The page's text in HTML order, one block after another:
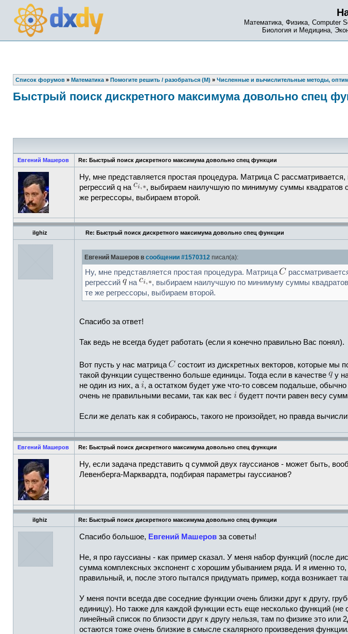
Математика, Физика, Computer
Биология и Медицина,
Список форумов » Математика » Помогите решить / разобраться (М) » Численные и вычислительные методы,
Быстрый поиск дискретного максимума довольно спец
Евгений Машеров Re: Быстрый поиск дискретного максимума довольно спец функции
Ну, мне представляется простая процедура. Матрица C
регрессий q на
, выбираем наилучшую по минимуму суммы квадратов
же регрессоры, выбираем второй.
ilghiz Re: Быстрый поиск дискретного максимума довольно спец функции
Евгений Машеров в сообщении #1570312 писал(а):
Ну, мне представляется простая процедура. Матрица
регрессий
на
, выбираем наилучшую по минимуму суммы квадратов
те же регрессоры, выбираем второй.
Спасибо за ответ!
Так ведь не всегда будет работать (если я конечно правильно Вас понял).
Вот пусть у нас матрица состоит из дискретных векторов, которые мы
такой функции существенно больше единицы. Тогда если в качестве
у
не один из них, а
, а остатком будет уже что-то совсем подальше, обычно
очень не правильными весами, так как вес
будетт почти равен весу
Если же делать как я собираюсь, такого не произойдет, но правда
Евгений Машеров Re: Быстрый поиск дискретного максимума довольно спец функции
Ну, если задача представить q суммой двух гауссианов - может быть,
Левенберга-Марквардта, подбирая параметры гауссианов?
ilghiz Re: Быстрый поиск дискретного максимума довольно спец функции
Спасибо большое, Евгений Машеров за советы!
Не, я про гауссианы - как пример сказал. У меня набор функций (после
сумма комплексных экспонент с хорошим убыванием ряда. И я именно
правильный, и, после этого пытался придумать пример, когда возникает
У меня почти всегда две соседние функции очень близки друг к другу,
единицу). Но также для каждой функции есть еще несколько функций (не
линейный список по близости друг к другу нельзя, там по физике это
остаются тоже очень близкие в смысле скалярного произведения функции.